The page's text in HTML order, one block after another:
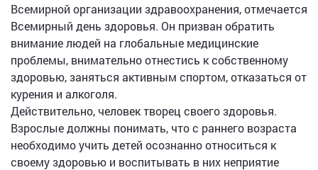
Всемирной организации здравоохранения, отмечается
Всемирный день здоровья. Он призван обратить
внимание людей на глобальные медицинские
проблемы, внимательно отнестись к собственному
здоровью, заняться активным спортом, отказаться от
курения и алкоголя.
Действительно, человек творец своего здоровья.
Взрослые должны понимать, что с раннего возраста
необходимо учить детей осознанно относиться к
своему здоровью и воспитывать в них неприятие